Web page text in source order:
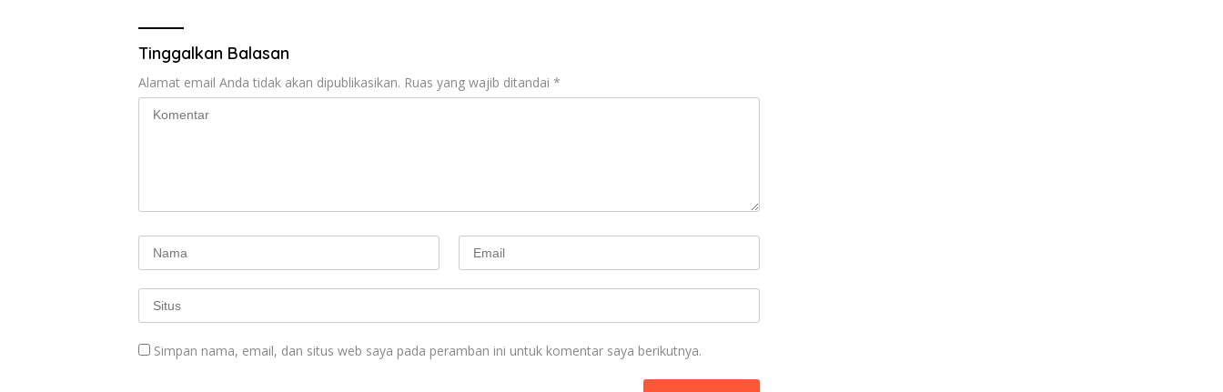
o
k
p
p k
Tinggalkan Balasan
Alamat email Anda tidak akan dipublikasikan. Ruas yang wajib ditandai *
Simpan nama, email, dan situs web saya pada peramban ini untuk komentar saya berikutnya.